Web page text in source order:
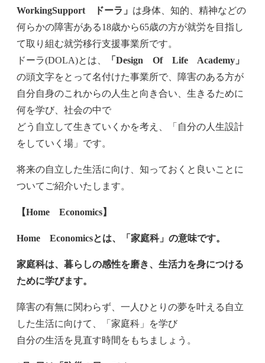
WorkingSupport ドーラ」 は身体、知的、精神などの
何らかの障害がある18歳から65歳の方が就労を目指し
て取り組む就労移行支援事業所です。
ドーラ(DOLA)とは、
「Design Of Life Academy」
の頭文字をとって名付けた事業所で、障害のある方が
自分自身のこれからの人生と向き合い、生きるために
何を学び、社会の中で
どう自立して生きていくかを考え、「自分の人生設計
をしていく場」です。
将来の自立した生活に向け、知っておくと良いことに
ついてご紹介いたします。
【Home Economics】
Home Economicsとは、「家庭科」の意味です。
家庭科は、暮らしの感性を磨き、生活力を身につける
ために学びます。
障害の有無に関わらず、一人ひとりの夢を叶える自立
した生活に向けて、「家庭科」を学び
自分の生活を見直す時間をもちましょう。